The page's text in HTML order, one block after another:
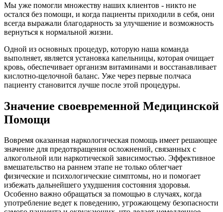
Мы уже помогли множеству наших клиентов - никто не
остался без помощи, и когда пациенты приходили в себя, они
всегда выражали благодарность за улучшение и возможность
вернуться к нормальной жизни.
Одной из основных процедур, которую наша команда
выполняет, является установка капельницы, которая очищает
кровь, обеспечивает организм витаминами и восстанавливает
кислотно-щелочной баланс. Уже через первые полчаса
пациенту становится лучше после этой процедуры.
Значение своевременной Медицинской
Помощи
Вовремя оказанная наркологическая помощь имеет решающее
значение для предотвращения осложнений, связанных с
алкогольной или наркотической зависимостью. Эффективное
вмешательство на раннем этапе не только облегчает
физические и психологические симптомы, но и помогает
избежать дальнейшего ухудшения состояния здоровья.
Особенно важно обращаться за помощью в случаях, когда
употребление ведет к поведению, угрожающему безопасности